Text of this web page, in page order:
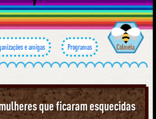
e amigas Programas Colmeia
que ficaram esquecidas